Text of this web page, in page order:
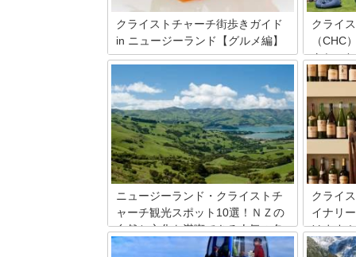
クライストチャーチ街歩きガイド
in ニュージーランド【グルメ編】
ニュージーランドで二番目の人口を誇る
ランドは多くの外国人が移住してきた国
であるため、お店で出される料理の国籍
もさまざまです。その中でも特におすす
めの人気レストランをご紹介していきた
いと思います♪
クライ
（CHC
クセス
め！
クライス
万人が利
の玄関口
を使った
のオスス
夜をすご
荷物預か
で知って
します。
ニュージーランド・クライストチ
ャーチ観光スポット10選！ＮＺの
自然と文化を満喫できる人気の名
所とは
クライ
イナリ
けます！
クライス